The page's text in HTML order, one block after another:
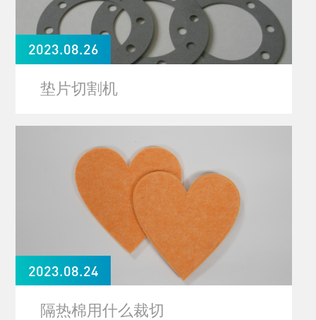
2023.08.26
垫片切割机
2023.08.24
隔热棉用什么裁切